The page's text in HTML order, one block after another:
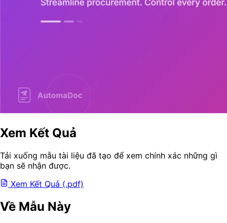
Xem Kết Quả
Tải xuống mẫu tài liệu đã tạo để xem chính xác những gì
bạn sẽ nhận được.
Xem Kết Quả (.pdf)
Về Mẫu Này